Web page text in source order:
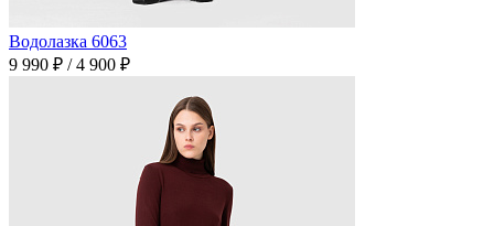
Водолазка 6063
9 990 ₽ /4 900 ₽